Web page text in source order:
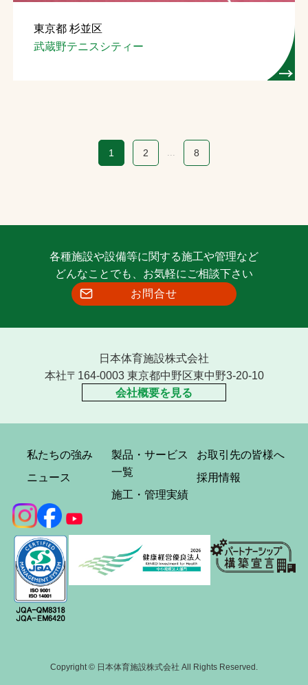
東京都 杉並区
武蔵野テニスシティー
1 2 ... 8
各種施設や設備等に関する施工や管理など
どんなことでも、お気軽にご相談下さい
お問合せ
日本体育施設株式会社
本社〒164-0003 東京都中野区東中野3-20-10
会社概要を見る
私たちの強み
ニュース
製品・サービス
一覧
施工・管理実績
お取引先の皆様へ
採用情報
Copyright © 日本体育施設株式会社 All Rights Reserved.